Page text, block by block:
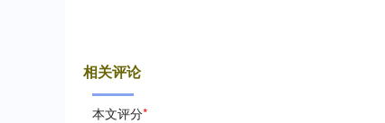
相关评论
本文评分*